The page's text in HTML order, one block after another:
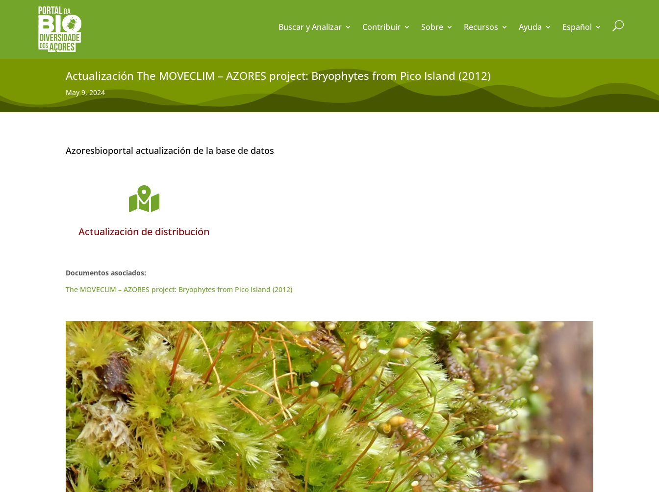
Buscar y Analizar Contribuir Sobre Recursos Ayuda Español U
Actualización The MOVECLIM – AZORES project: Bryophytes from Pico Island (2012)
May 9, 2024
Azoresbioportal actualización de la base de datos

Actualización de distribución
Documentos asociados:
The MOVECLIM – AZORES project: Bryophytes from Pico Island (2012)